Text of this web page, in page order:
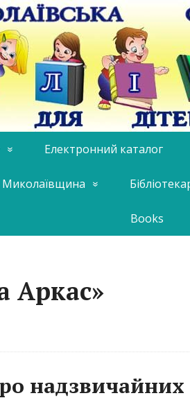
Електронний каталог
Books
Аркас»
надзвичайних